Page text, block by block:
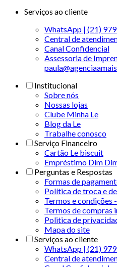
Serviços ao cliente
WhatsApp | (21)
Central de
Canal Confidencial
Assessoria de
Institucional
Sobre nós
Nossas lojas
Clube Minha Le
Blog da Le
Trabalhe conosco
Serviço Financeiro
Cartão Le biscuit
Empréstimo Dim
Perguntas e Respostas
Formas de
Política de troca e
Termos e condições
Termos de compras
Politica de
Mapa do site
Serviços ao cliente
WhatsApp | (21)
Central de